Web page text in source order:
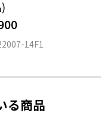
だくと、実店舗で
ットレンズ）へ無
けます（無料）。
いください。
14F1
る商品